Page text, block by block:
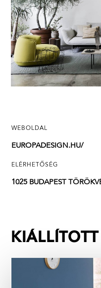
WEBOLDAL
EUROPADESIGN.HU/
ELÉRHETŐSÉG
1025 BUDAPEST